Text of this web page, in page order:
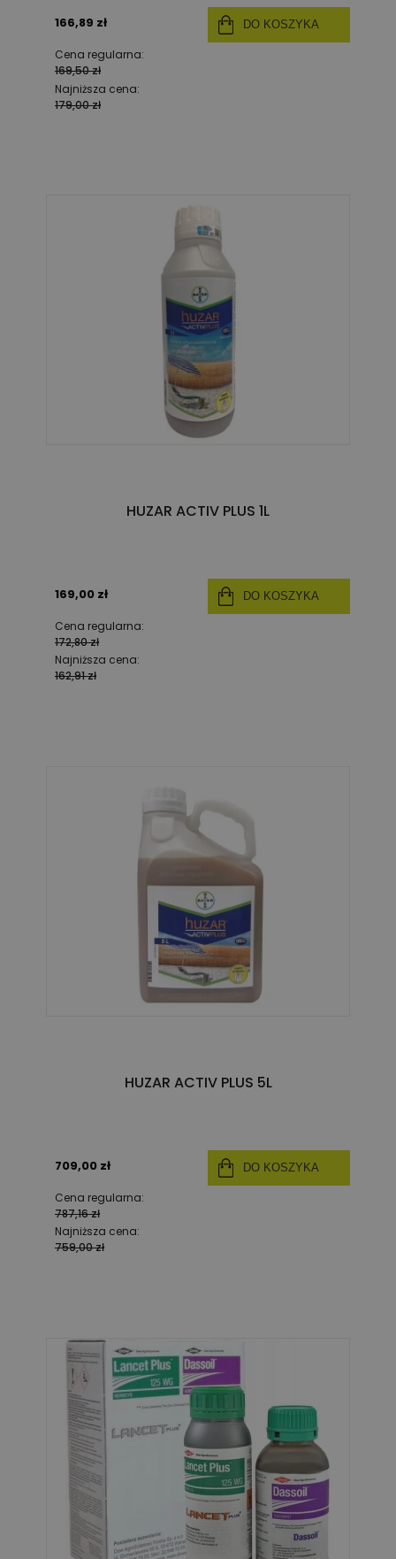
166,89 zł
Cena regularna:
169,50 zł
Najniższa cena:
179,00 zł
DO KOSZYKA
HUZAR ACTIV PLUS 1L
169,00 zł
Cena regularna:
172,80 zł
Najniższa cena:
162,91 zł
DO KOSZYKA
HUZAR ACTIV PLUS 5L
709,00 zł
Cena regularna:
787,16 zł
Najniższa cena:
759,00 zł
DO KOSZYKA